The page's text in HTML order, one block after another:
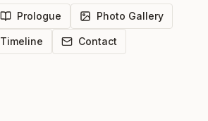
Prologue Photo Gallery
Timeline Contact